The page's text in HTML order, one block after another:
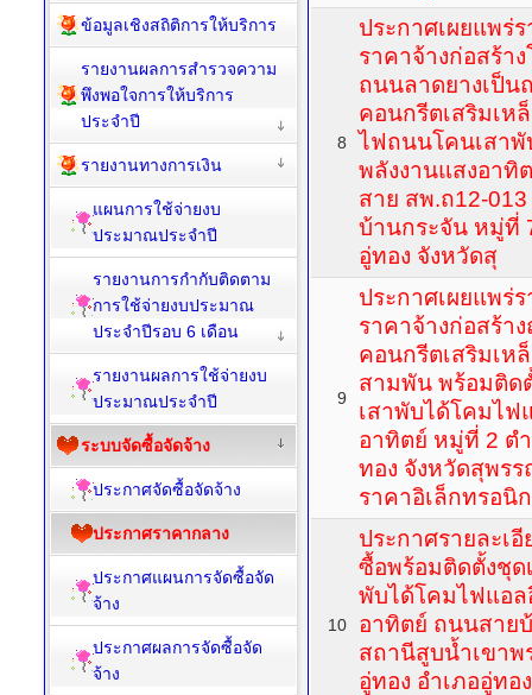
8
ประกาศเผยแพร่
ราคาจ้างก่อสร้า
ถนนลาดยางเป็น
คอนกรีตเสริมเห
ไฟถนนโคนเสา
พลังงานแสงอาทิ
สาย สพ.ถ12-
บ้านกระจัน หมู่ที่
อู่ทอง จังหวัดสุ
9
ประกาศเผยแพร่
ราคาจ้างก่อสร้า
คอนกรีตเสริมเห
สามพัน พร้อมติด
เสาพับได้โคมไฟ
อาทิตย์ หมู่ที่ 2 ต
ทอง จังหวัดสุพร
ราคาอิเล็กทรอนิ
10
ประกาศรายละเ
ซื้อพร้อมติดตั้งชุด
พับได้โคมไฟแอล
อาทิตย์ ถนนสาย
สถานีสูบน้ำเขาพ
อู่ทอง อำเภออู่ท
ข้อมูลเชิงสถิติการให้บริการ
รายงานผลการสำรวจความ
พึงพอใจการให้บริการ
ประจำปี
รายงานทางการเงิน
แผนการใช้จ่ายงบ
ประมาณประจำปี
รายงานการกำกับติดตาม
การใช้จ่ายงบประมาณ
ประจำปีรอบ 6 เดือน
รายงานผลการใช้จ่ายงบ
ประมาณประจำปี
ระบบจัดซื้อจัดจ้าง
ประกาศจัดซื้อจัดจ้าง
ประกาศราคากลาง
ประกาศแผนการจัดซื้อจัด
จ้าง
ประกาศผลการจัดซื้อจัด
จ้าง